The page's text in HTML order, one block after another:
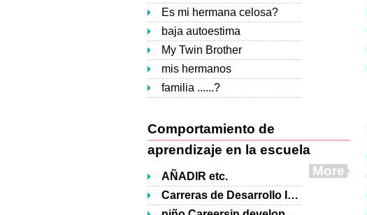
Es mi hermana celosa?
baja autoestima
My Twin Brother
mis hermanos
familia ......?
Comportamiento de
aprendizaje en la escuela
More
AÑADIR etc.
Carreras de Desarrollo Infantil